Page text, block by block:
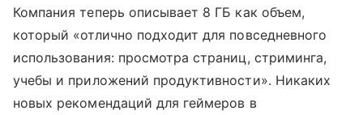
Компания теперь описывает 8 ГБ как объем,
который «отлично подходит для повседневного
использования: просмотра страниц, стриминга,
учебы и приложений продуктивности». Никаких
новых рекомендаций для геймеров в